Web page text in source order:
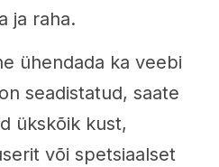
ja raha.
ühendada ka veebi
seadistatud, saate
ükskõik kust,
või spetsiaalset